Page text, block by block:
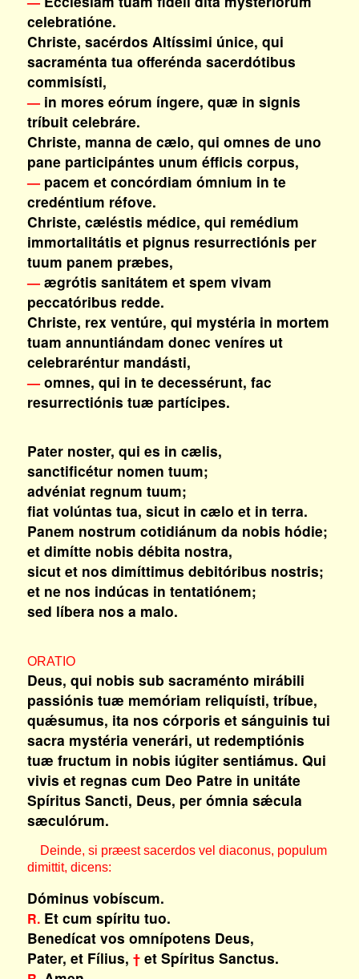
celebratióne.
Christe, sacérdos Altíssimi únice, qui
sacraménta tua offerénda sacerdótibus
commisísti,
—in mores eórum íngere, quæ in signis
tríbuit celebráre.
Christe, manna de cælo, qui omnes de uno
pane participántes unum éfficis corpus,
—pacem et concórdiam ómnium in te
credéntium réfove.
Christe, cæléstis médice, qui remédium
immortalitátis et pignus resurrectiónis per
tuum panem præbes,
—ægrótis sanitátem et spem vivam
peccatóribus redde.
Christe, rex ventúre, qui mystéria in mortem
tuam annuntiándam donec veníres ut
celebraréntur mandásti,
—omnes, qui in te decessérunt, fac
resurrectiónis tuæ partícipes.
Pater noster, qui es in cælis,
sanctificétur nomen tuum;
advéniat regnum tuum;
fiat volúntas tua, sicut in cælo et in terra.
Panem nostrum cotidiánum da nobis hódie;
et dimítte nobis débita nostra,
sicut et nos dimíttimus debitóribus nostris;
et ne nos indúcas in tentatiónem;
sed líbera nos a malo.
ORATIO
Deus, qui nobis sub sacraménto mirábili
passiónis tuæ memóriam reliquísti, tríbue,
quǽsumus, ita nos córporis et sánguinis tui
sacra mystéria venerári, ut redemptiónis
tuæ fructum in nobis iúgiter sentiámus. Qui
vivis et regnas cum Deo Patre in unitáte
Spíritus Sancti, Deus, per ómnia sǽcula
sæculórum.
Deinde, si præest sacerdos vel diaconus, populum
dimittit, dicens:
Dóminus vobíscum.
R.Et cum spíritu tuo.
Benedícat vos omnípotens Deus,
Pater, et Fílius, †et Spíritus Sanctus.